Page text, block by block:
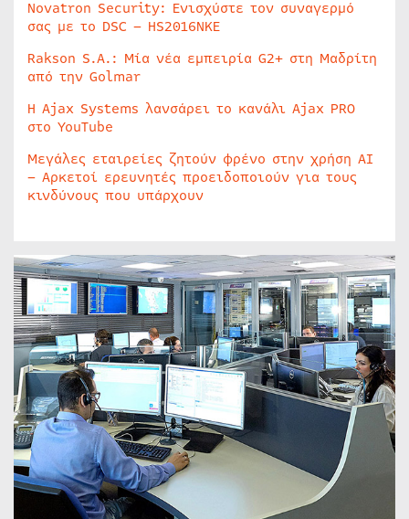
Novatron Security: Ενισχύστε τον συναγερμό
σας με το DSC – HS2016NKE
Rakson S.A.: Μία νέα εμπειρία G2+ στη Μαδρίτη
από την Golmar
Η Ajax Systems λανσάρει το κανάλι Ajax PRO
στο YouTube
Μεγάλες εταιρείες ζητούν φρένο στην χρήση AI
– Αρκετοί ερευνητές προειδοποιούν για τους
κινδύνους που υπάρχουν